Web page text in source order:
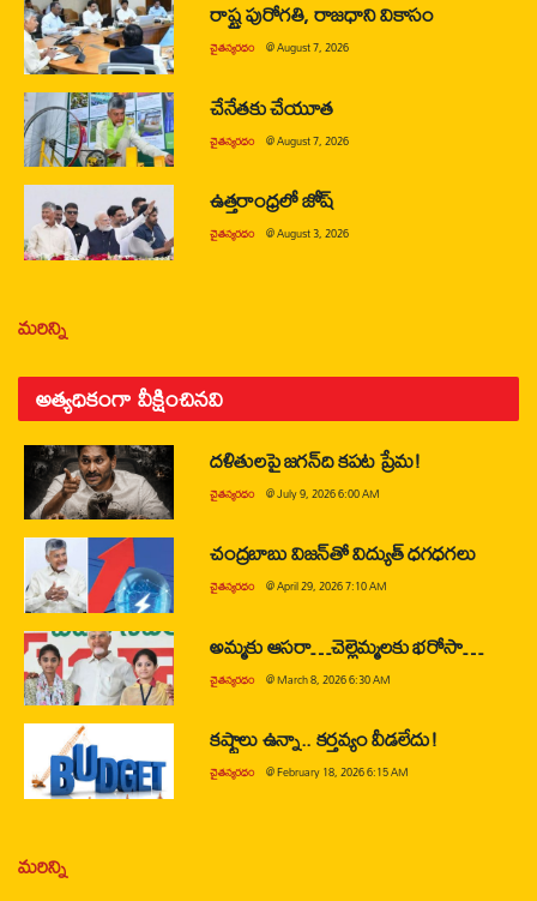
రాష్ట్ర పురోగతి, రాజధాని వికాసం
చైతన్యరధం @August 7, 2026
చేనేతకు చేయూత
చైతన్యరధం @August 7, 2026
ఉత్తరాంధ్రలో జోష్
చైతన్యరధం @August 3, 2026
మరిన్ని
అత్యధికంగా వీక్షించినవి
దళితులపై జగన్‌ది కపట ప్రేమ!
చైతన్యరధం @July 9, 2026 6:00 AM
చంద్రబాబు విజన్‌తో విద్యుత్ ధగధగలు
చైతన్యరధం @April 29, 2026 7:10 AM
అమ్మకు ఆసరా…చెల్లెమ్మలకు భరోసా…
చైతన్యరధం @March 8, 2026 6:30 AM
కష్టాలు ఉన్నా.. కర్తవ్యం వీడలేదు!
చైతన్యరధం @February 18, 2026 6:15 AM
మరిన్ని